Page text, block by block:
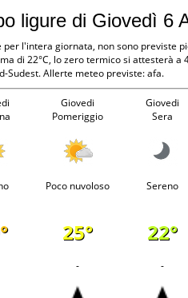
ligure di Giovedì 6
per l'intera giornata, non sono previste
di 22°C, lo zero termico si attesterà
Sudest. Allerte meteo previste: afa.
Giovedi
Pomeriggio
Giovedi
Sera
Poco nuvoloso Sereno
25° 22°
- -